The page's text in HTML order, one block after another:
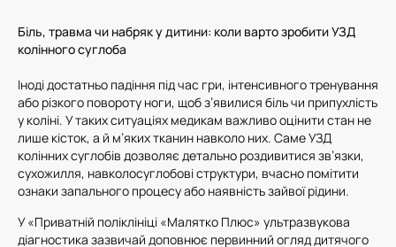
Біль, травма чи набряк у дитини: коли варто зробити УЗД
колінного суглоба
Іноді достатньо падіння під час гри, інтенсивного тренування
або різкого повороту ноги, щоб з’явилися біль чи припухлість
у коліні. У таких ситуаціях медикам важливо оцінити стан не
лише кісток, а й м’яких тканин навколо них. Саме УЗД
колінних суглобів дозволяє детально роздивитися зв’язки,
сухожилля, навколосуглобові структури, вчасно помітити
ознаки запального процесу або наявність зайвої рідини.
У «Приватній поліклініці «Малятко Плюс» ультразвукова
діагностика зазвичай доповнює первинний огляд дитячого